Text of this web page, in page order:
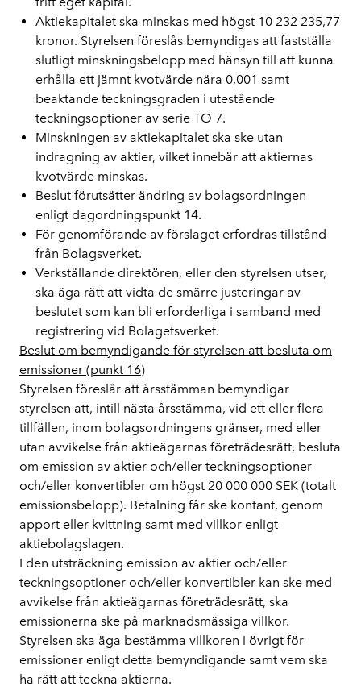
Aktiekapitalet ska minskas med högst 10 232 235,77
kronor. Styrelsen föreslås bemyndigas att fastställa
slutligt minskningsbelopp med hänsyn till att kunna
erhålla ett jämnt kvotvärde nära 0,001 samt
beaktande teckningsgraden i utestående
teckningsoptioner av serie TO 7.
Minskningen av aktiekapitalet ska ske utan
indragning av aktier, vilket innebär att aktiernas
kvotvärde minskas.
Beslut förutsätter ändring av bolagsordningen
enligt dagordningspunkt 14.
För genomförande av förslaget erfordras tillstånd
från Bolagsverket.
Verkställande direktören, eller den styrelsen utser,
ska äga rätt att vidta de smärre justeringar av
beslutet som kan bli erforderliga i samband med
registrering vid Bolagetsverket.
Beslut om bemyndigande för styrelsen att besluta om
emissioner (punkt 16)
Styrelsen föreslår att årsstämman bemyndigar
styrelsen att, intill nästa årsstämma, vid ett eller flera
tillfällen, inom bolagsordningens gränser, med eller
utan avvikelse från aktieägarnas företrädesrätt, besluta
om emission av aktier och/eller teckningsoptioner
och/eller konvertibler om högst 20 000 000 SEK (totalt
emissionsbelopp). Betalning får ske kontant, genom
apport eller kvittning samt med villkor enligt
aktiebolagslagen.
I den utsträckning emission av aktier och/eller
teckningsoptioner och/eller konvertibler kan ske med
avvikelse från aktieägarnas företrädesrätt, ska
emissionerna ske på marknadsmässiga villkor.
Styrelsen ska äga bestämma villkoren i övrigt för
emissioner enligt detta bemyndigande samt vem ska
ha rätt att teckna aktierna.